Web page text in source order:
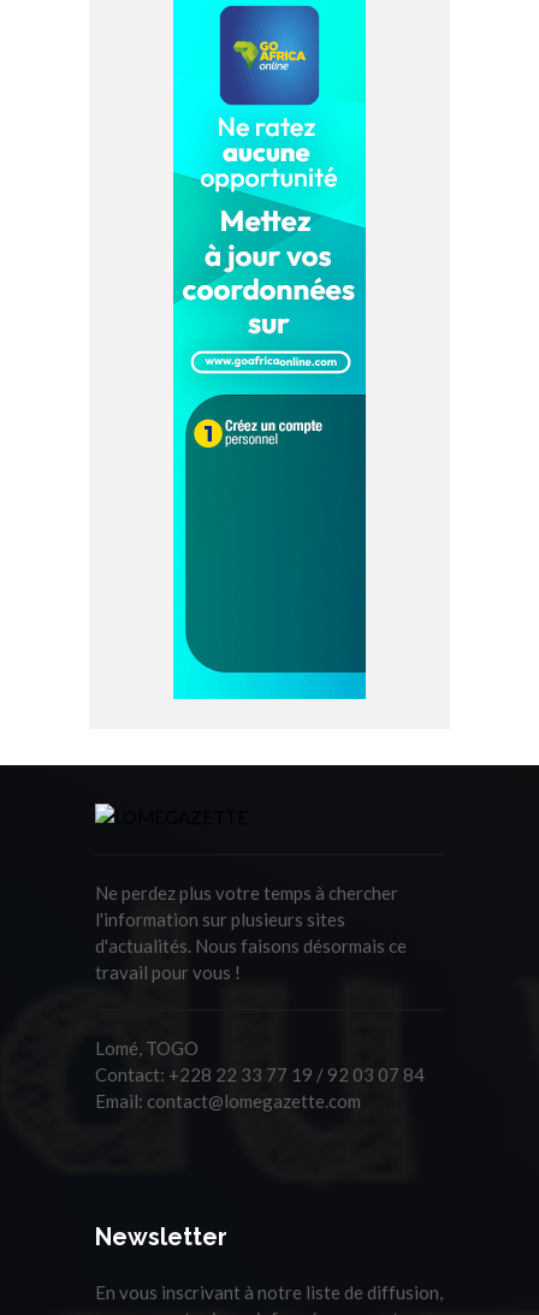
Ne perdez plus votre temps à chercher
l'information sur plusieurs sites
d'actualités. Nous faisons désormais ce
travail pour vous !
Lomé, TOGO
Contact: +228 22 33 77 19 / 92 03 07 84
Email: contact@lomegazette.com
Newsletter
En vous inscrivant à notre liste de diffusion,